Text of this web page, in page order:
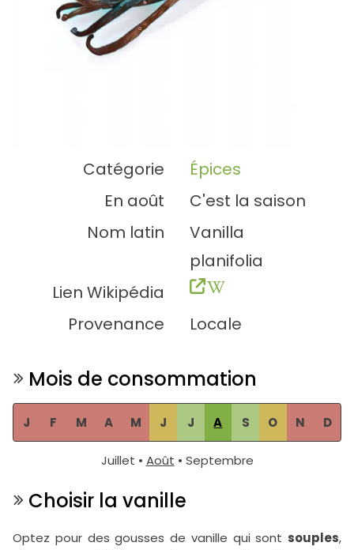
Catégorie
Épices
En août
C'est la saison
Nom latin
Vanilla
planifolia
Lien Wikipédia
Provenance
Locale
Mois de consommation
J F M A M J J A S O N D
Juillet • Août • Septembre
Choisir la vanille
Optez pour des gousses de vanille qui sont souples,